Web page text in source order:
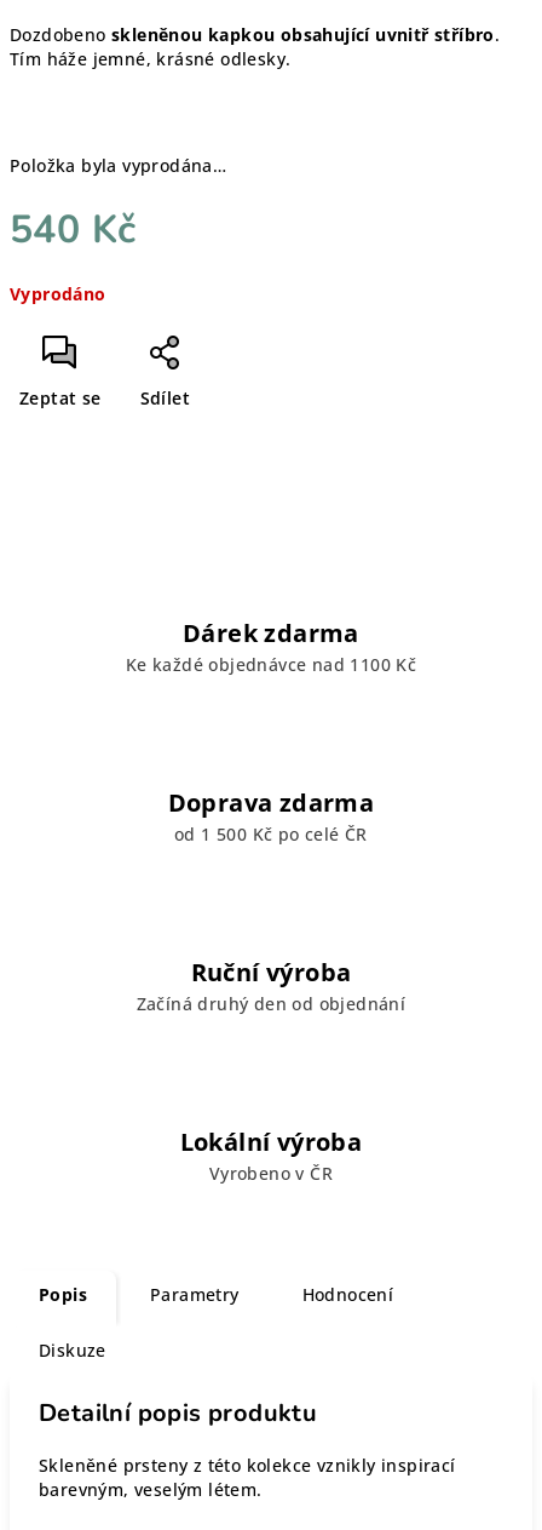
Dozdobeno skleněnou kapkou obsahující uvnitř stříbro.
Tím háže jemné, krásné odlesky.
Položka byla vyprodána…
540 Kč
cena:
Vyprodáno
Zeptat se Sdílet
Dárek zdarma
Ke každé objednávce nad 1100 Kč
Doprava zdarma
od 1 500 Kč po celé ČR
Ruční výroba
Začíná druhý den od objednání
Lokální výroba
Vyrobeno v ČR
Popis Parametry Hodnocení
Diskuze
Detailní popis produktu
Skleněné prsteny z této kolekce vznikly inspirací
barevným, veselým létem.